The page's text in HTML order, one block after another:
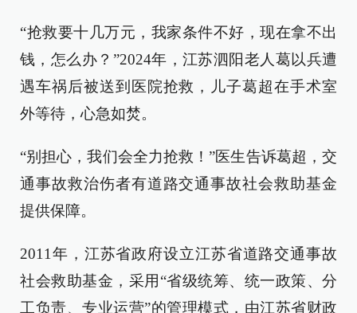
“抢救要十几万元，我家条件不好，现在拿不出
钱，怎么办？”2024年，江苏泗阳老人葛以兵遭
遇车祸后被送到医院抢救，儿子葛超在手术室
外等待，心急如焚。
“别担心，我们会全力抢救！”医生告诉葛超，交
通事故救治伤者有道路交通事故社会救助基金
提供保障。
2011年，江苏省政府设立江苏省道路交通事故
社会救助基金，采用“省级统筹、统一政策、分
工负责、专业运营”的管理模式，由江苏省财政